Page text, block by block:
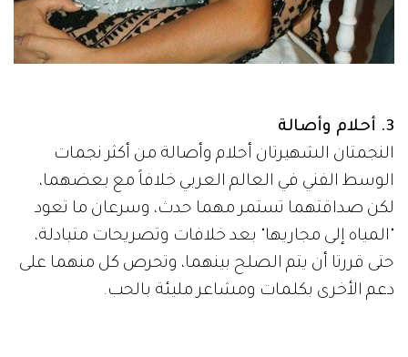
3. أحلام وأصالة
النجمتان الشهيرتان أحلام وأصالة من أكثر نجمات
الوسط الفني في العالم العربي خلافاً مع بعضهما،
لكن صداقتهما تستمر مهما حدث، وسرعان ما تعود
"المياه إلى مجاريها" بعد خلافات وتصريحات متبادلة،
حتى قررتا أن يتم الصلح بينهما، وتحرص كل منهما على
دعم الأخرى بكلمات ومشاعر مليئة بالحب.